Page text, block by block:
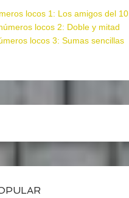
locos 1: Los amigos del 10
locos 2: Doble y mitad
locos 3: Sumas sencillas